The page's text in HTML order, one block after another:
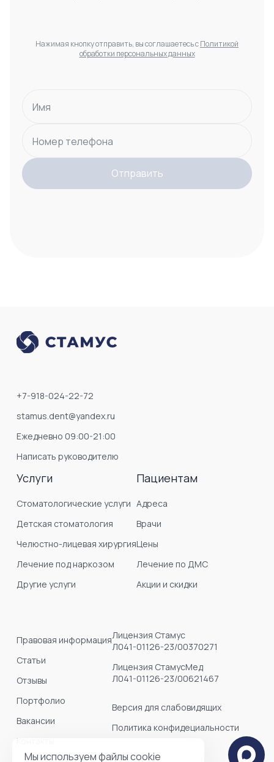
Мы используем файлы cookie
Нажимая кнопку отправить, вы соглашаетесь сПолитикой
обработки персональных данных
Имя
Номер телефона
Отправить
+7-918-024-22-72
stamus.dent@yandex.ru
Ежедневно 09:00-21:00
Написать руководителю
Услуги
Стоматологические услуги
Детская стоматология
Челюстно-лицевая хирургия
Лечение под наркозом
Другие услуги
Пациентам
Адреса
Врачи
Цены
Лечение по ДМС
Акции и скидки
Правовая информация
Статьи
Отзывы
Портфолио
Вакансии
Контакты
Лицензия Стамус
Л041-01126-23/00370271
Лицензия СтамусМед
Л041-01126-23/00621467
Версия для слабовидящих
Политика конфидециальности